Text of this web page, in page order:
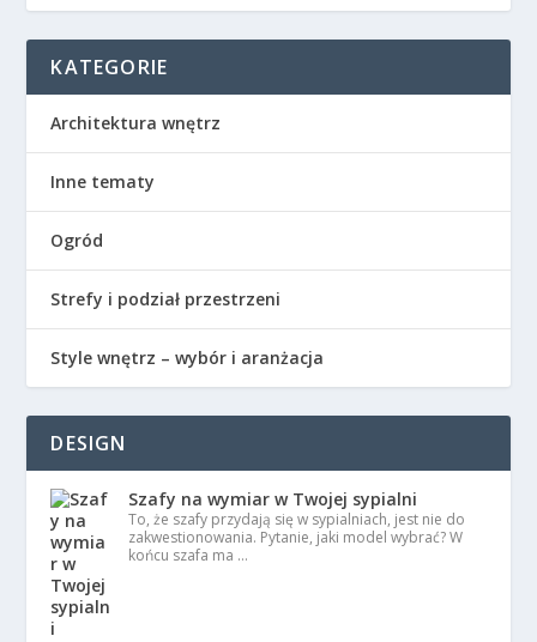
KATEGORIE
Architektura wnętrz
Inne tematy
Ogród
Strefy i podział przestrzeni
Style wnętrz – wybór i aranżacja
DESIGN
Szafy na wymiar w Twojej sypialni
To, że szafy przydają się w sypialniach, jest nie do
zakwestionowania. Pytanie, jaki model wybrać? W
końcu szafa ma …